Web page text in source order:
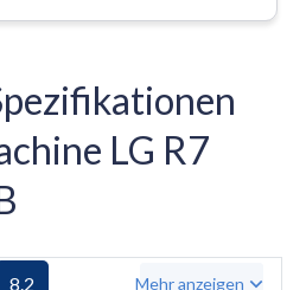
für eine optimale
Die Maschine verfügt
mit Hochdruckdüsen,
bis zu 20 Minuten
nur 44 kWh pro
Funktionen
Amazon Alexa oder
LG R7
8.2 Mehr anzeigen